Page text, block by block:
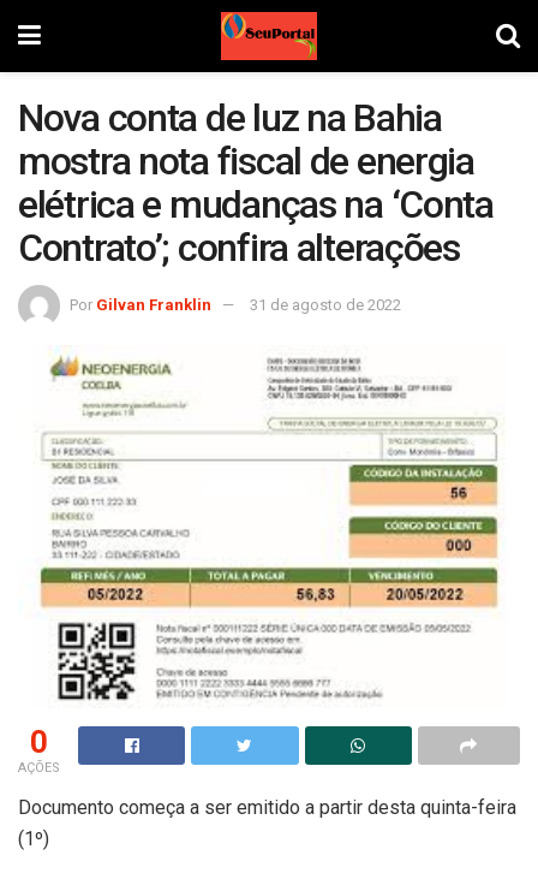
Nova conta de luz na Bahia
mostra nota fiscal de energia
elétrica e mudanças na ‘Conta
Contrato’; confira alterações
Por Gilvan Franklin 31 de agosto de 2022
0
AÇÕES
Documento começa a ser emitido a partir desta quinta-feira
(1º)